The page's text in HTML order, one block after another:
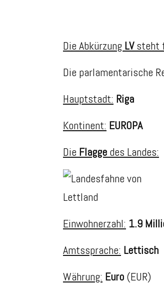
Die Abkürzung LVsteht
Die parlamentarische
Hauptstadt: Riga
Kontinent: EUROPA
Die Flagge des Landes:
Einwohnerzahl: 1.9
Amtssprache: Lettisch
Währung: Euro (EUR)